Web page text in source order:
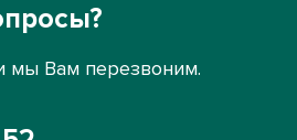
мы Вам перезвоним.